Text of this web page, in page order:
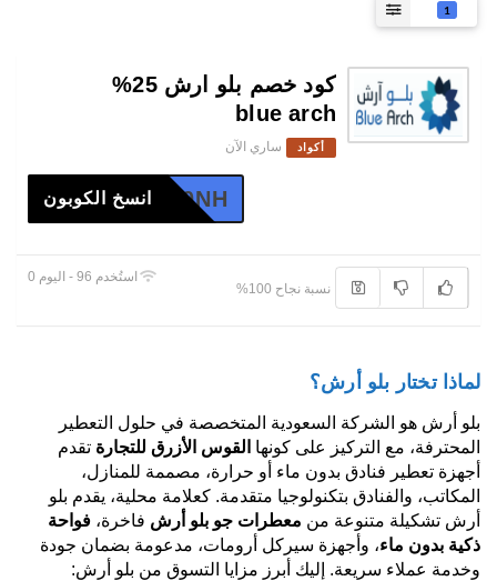
1
كود خصم بلو ارش 25%
blue arch
أكواد ساري الآن
DNTMM0NHانسخ الكوبون
استُخدم 96 - اليوم 0
نسبة نجاح 100%
لماذا تختار بلو أرش؟
بلو أرش هو الشركة السعودية المتخصصة في حلول التعطير
المحترفة، مع التركيز على كونها القوس الأزرق للتجارة تقدم
أجهزة تعطير فنادق بدون ماء أو حرارة، مصممة للمنازل،
المكاتب، والفنادق بتكنولوجيا متقدمة. كعلامة محلية، يقدم بلو
أرش تشكيلة متنوعة من معطرات جو بلو أرش فاخرة، فواحة
ذكية بدون ماء، وأجهزة سيركل أرومات، مدعومة بضمان جودة
وخدمة عملاء سريعة. إليك أبرز مزايا التسوق من بلو أرش: